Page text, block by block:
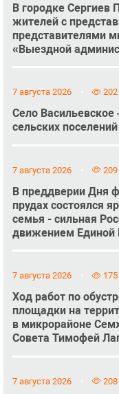
В городке Сергиев
жителей с
представителями
«Выездной
7 августа 2026 202
Село
сельских
7 августа 2026 209
В преддверии Дня
прудах состоялся
семья - сильная
движением Единой
7 августа 2026 175
Ход работ по
площадки на
в микрорайоне
Совета Тимофей
7 августа 2026 208